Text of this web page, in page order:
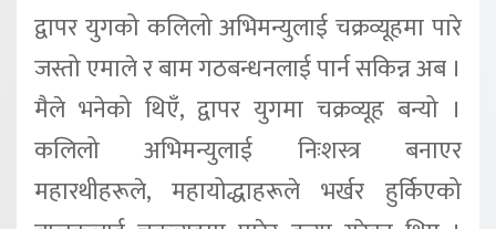
द्वापर युगको कलिलो अभिमन्युलाई चक्रव्यूहमा पारे
जस्तो एमाले र बाम गठबन्धनलाई पार्न सकिन्न अब ।
मैले भनेको थिएँ, द्वापर युगमा चक्रव्यूह बन्यो ।
कलिलो अभिमन्युलाई निःशस्त्र बनाएर
महारथीहरूले, महायोद्धाहरूले भर्खर हुर्किएको